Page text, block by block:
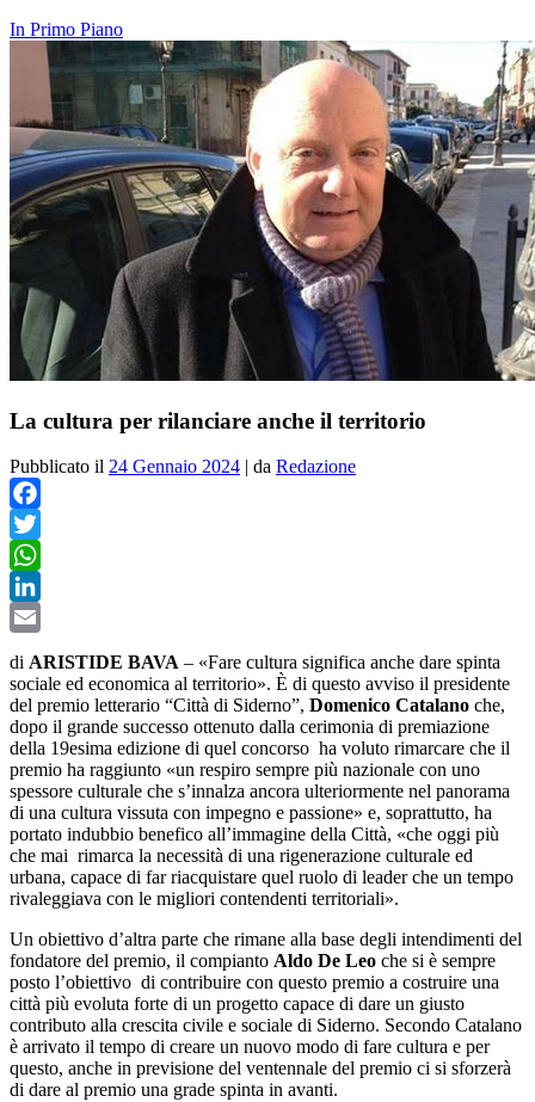
In Primo Piano
La cultura per rilanciare anche il territorio
Pubblicato il 24 Gennaio 2024 | da Redazione
Facebook
Twitter
WhatsApp
LinkedIn
di ARISTIDE BAVA – «Fare cultura significa anche dare spinta
sociale ed economica al territorio». È di questo avviso il presidente
del premio letterario “Città di Siderno”, Domenico Catalano che,
dopo il grande successo ottenuto dalla cerimonia di premiazione
della 19esima edizione di quel concorso ha voluto rimarcare che il
premio ha raggiunto «un respiro sempre più nazionale con uno
spessore culturale che s’innalza ancora ulteriormente nel panorama
di una cultura vissuta con impegno e passione» e, soprattutto, ha
portato indubbio benefico all’immagine della Città, «che oggi più
che mai rimarca la necessità di una rigenerazione culturale ed
urbana, capace di far riacquistare quel ruolo di leader che un tempo
rivaleggiava con le migliori contendenti territoriali».
Un obiettivo d’altra parte che rimane alla base degli intendimenti del
fondatore del premio, il compianto Aldo De Leo che si è sempre
posto l’obiettivo di contribuire con questo premio a costruire una
città più evoluta forte di un progetto capace di dare un giusto
contributo alla crescita civile e sociale di Siderno. Secondo Catalano
è arrivato il tempo di creare un nuovo modo di fare cultura e per
questo, anche in previsione del ventennale del premio ci si sforzerà
di dare al premio una grade spinta in avanti.